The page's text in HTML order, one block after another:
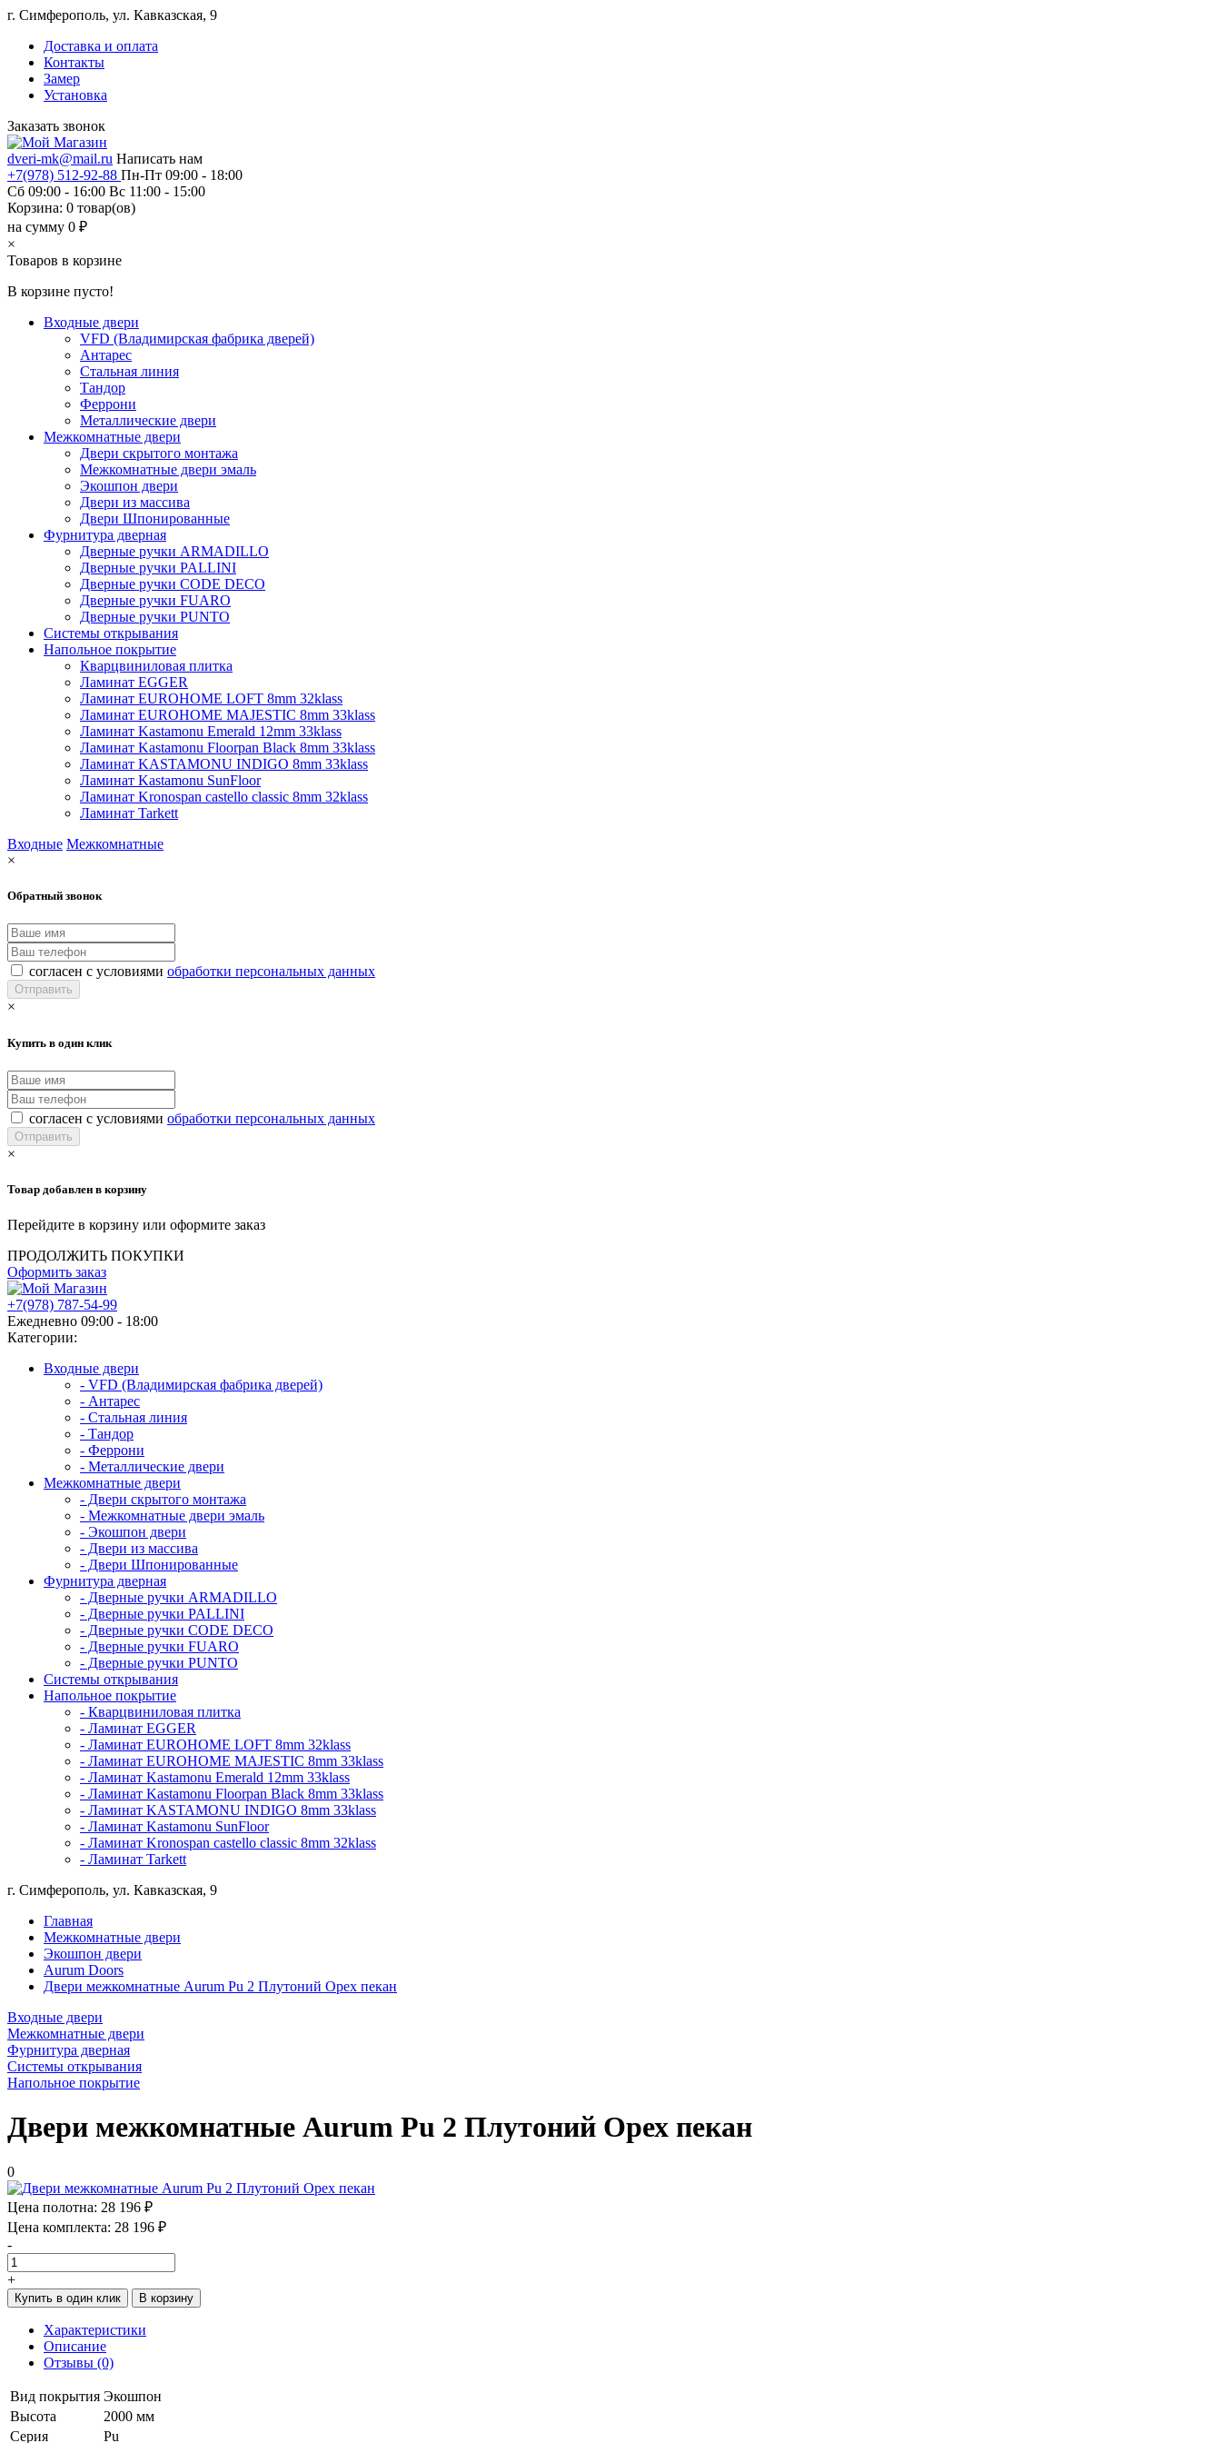
г. Симферополь, ул. Кавказская, 9
Доставка и оплата
Контакты
Замер
Установка
Заказать звонок
dveri-mk@mail.ru Написать нам
+7(978) 512-92-88 Пн-Пт 09:00 - 18:00
Сб 09:00 - 16:00 Вс 11:00 - 15:00
Корзина: 0 товар(ов)
на сумму 0 ₽
×
Товаров в корзине
В корзине пусто!
Входные двери
VFD (Владимирская фабрика дверей)
Антарес
Стальная линия
Тандор
Феррони
Металлические двери
Межкомнатные двери
Двери скрытого монтажа
Межкомнатные двери эмаль
Экошпон двери
Двери из массива
Двери Шпонированные
Фурнитура дверная
Дверные ручки ARMADILLO
Дверные ручки PALLINI
Дверные ручки CODE DECO
Дверные ручки FUARO
Дверные ручки PUNTO
Системы открывания
Напольное покрытие
Кварцвиниловая плитка
Ламинат EGGER
Ламинат EUROHOME LOFT 8mm 32klass
Ламинат EUROHOME MAJESTIC 8mm 33klass
Ламинат Kastamonu Emerald 12mm 33klass
Ламинат Kastamonu Floorpan Black 8mm 33klass
Ламинат KASTAMONU INDIGO 8mm 33klass
Ламинат Kastamonu SunFloor
Ламинат Kronospan castello classic 8mm 32klass
Ламинат Tarkett
Входные Межкомнатные
×
Обратный звонок
согласен с условиями обработки персональных данных
×
Купить в один клик
согласен с условиями обработки персональных данных
×
Товар добавлен в корзину
Перейдите в корзину или оформите заказ
ПРОДОЛЖИТЬ ПОКУПКИ
Оформить заказ
+7(978) 787-54-99
Ежедневно 09:00 - 18:00
Категории:
Входные двери
- VFD (Владимирская фабрика дверей)
- Антарес
- Стальная линия
- Тандор
- Феррони
- Металлические двери
Межкомнатные двери
- Двери скрытого монтажа
- Межкомнатные двери эмаль
- Экошпон двери
- Двери из массива
- Двери Шпонированные
Фурнитура дверная
- Дверные ручки ARMADILLO
- Дверные ручки PALLINI
- Дверные ручки CODE DECO
- Дверные ручки FUARO
- Дверные ручки PUNTO
Системы открывания
Напольное покрытие
- Кварцвиниловая плитка
- Ламинат EGGER
- Ламинат EUROHOME LOFT 8mm 32klass
- Ламинат EUROHOME MAJESTIC 8mm 33klass
- Ламинат Kastamonu Emerald 12mm 33klass
- Ламинат Kastamonu Floorpan Black 8mm 33klass
- Ламинат KASTAMONU INDIGO 8mm 33klass
- Ламинат Kastamonu SunFloor
- Ламинат Kronospan castello classic 8mm 32klass
- Ламинат Tarkett
г. Симферополь, ул. Кавказская, 9
Главная
Межкомнатные двери
Экошпон двери
Aurum Doors
Двери межкомнатные Aurum Pu 2 Плутоний Орех пекан
Входные двери
Межкомнатные двери
Фурнитура дверная
Системы открывания
Напольное покрытие
Двери межкомнатные Aurum Pu 2 Плутоний Орех пекан
0
Цена полотна: 28 196 ₽
Цена комплекта: 28 196 ₽
-
+
Купить в один клик В корзину
Характеристики
Описание
Отзывы (0)
Вид покрытия Экошпон
Высота
2000 мм
Серия
Pu